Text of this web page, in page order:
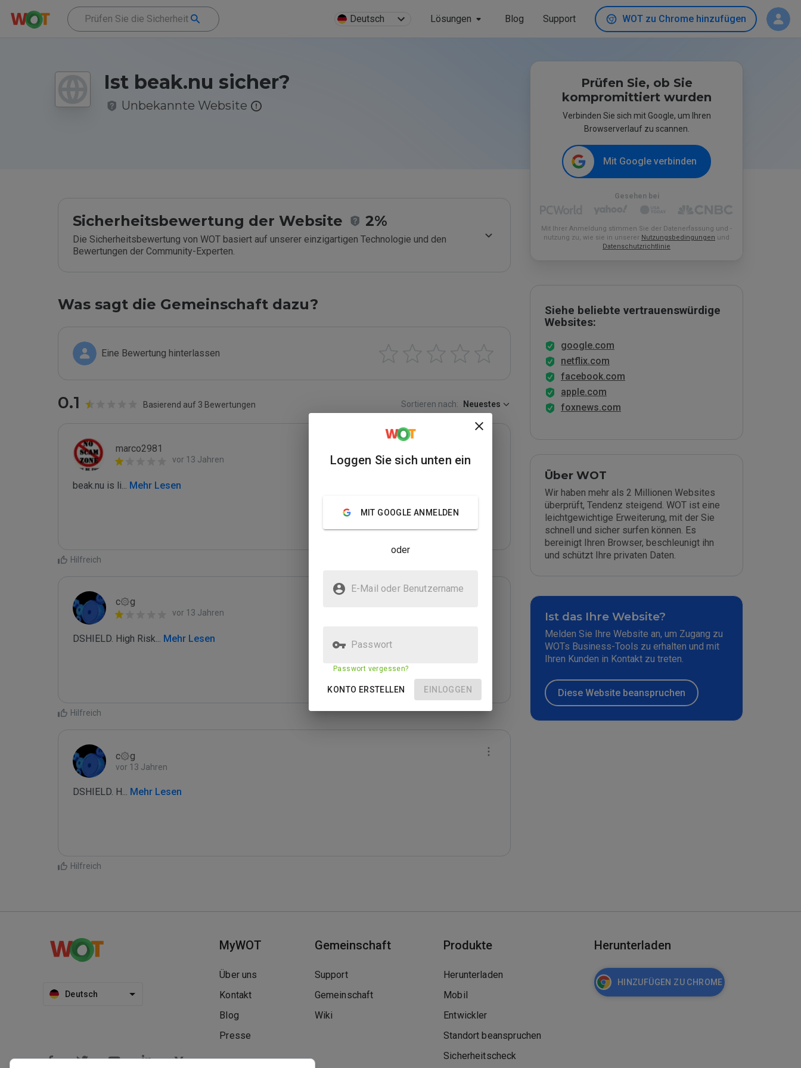
Deutsch Lösungen Blog Support WOT zu Chrome hinzufügen
Ist beak.nu sicher?
Unbekannte Website
Sicherheitsbewertung der Website 2%
Die Sicherheitsbewertung von WOT basiert auf unserer einzigartigen Technologie und den
Bewertungen der Community-Experten.
Was sagt die Gemeinschaft dazu?
Eine Bewertung hinterlassen
0.1 Basierend auf 3 Bewertungen Sortieren nach: Neuestes
marco2981
vor 13 Jahren
beak.nu is li... Mehr Lesen
Hilfreich
c۞g
vor 13 Jahren
DSHIELD. High Risk... Mehr Lesen
Hilfreich
c۞g
vor 13 Jahren
DSHIELD. H... Mehr Lesen
Hilfreich
Prüfen Sie, ob Sie
kompromittiert wurden
Verbinden Sie sich mit Google, um Ihren
Browserverlauf zu scannen.
Mit Google verbinden
Gesehen bei
Mit Ihrer Anmeldung stimmen Sie der Datenerfassung und -
nutzung zu, wie sie in unserer Nutzungsbedingungen und
Datenschutzrichtlinie
Siehe beliebte vertrauenswürdige
Websites:
google.com
netflix.com
facebook.com
apple.com
foxnews.com
Über WOT
Wir haben mehr als 2 Millionen Websites
überprüft, Tendenz steigend. WOT ist eine
leichtgewichtige Erweiterung, mit der Sie
schnell und sicher surfen können. Es
bereinigt Ihren Browser, beschleunigt ihn
und schützt Ihre privaten Daten.
Ist das Ihre Website?
Melden Sie Ihre Website an, um Zugang zu
WOTs Business-Tools zu erhalten und mit
Ihren Kunden in Kontakt zu treten.
Diese Website beanspruchen
Deutsch
MyWOT
Über uns
Kontakt
Blog
Presse
Gemeinschaft
Support
Gemeinschaft
Wiki
Produkte
Herunterladen
Mobil
Entwickler
Standort beanspruchen
Sicherheitscheck
Herunterladen
HINZUFÜGEN ZU CHROME
Loggen Sie sich unten ein
MIT GOOGLE ANMELDEN
oder
E-Mail oder Benutzername
Passwort
Passwort vergessen?
KONTO ERSTELLEN EINLOGGEN